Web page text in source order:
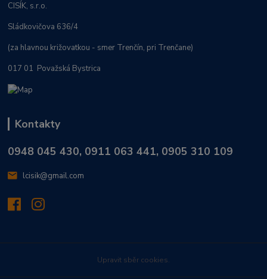
CISÍK, s.r.o.
Sládkovičova 636/4
(za hlavnou križovatkou - smer Trenčín, pri Trenčane)
017 01 Považská Bystrica
Kontakty
0948 045 430, 0911 063 441, 0905 310 109
lcisik@gmail.com
Upravit sběr cookies.